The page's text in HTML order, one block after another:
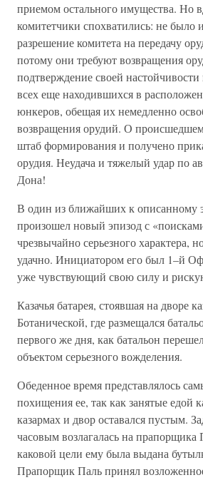
приемом остального имущества. Но
комитетчики спохватились: не было
разрешение комитета на передачу
потому они требуют возвращения
подтверждение своей настойчивости
всех еще находившихся в
юнкеров, обещая их немедленно
возвращения орудий. О
штаб формирования и получено
орудия. Неудача и тяжелый удар по
Дона!
В один из ближайших к описанному
произошел новый эпизод с
чрезвычайно серьезного характера,
удачно. Инициатором его был 1–й
уже чувствующий свою силу и
Казачья батарея, стоявшая на дворе
Ботанической, где размещался
первого же дня, как батальон
объектом серьезного вожделения.
Обеденное время представлялось
похищения ее, так как занятые едой
казармах и двор оставался пустым.
часовым возлагалась на прапорщика
каковой цели ему была выдана
Прапорщик Паль принял